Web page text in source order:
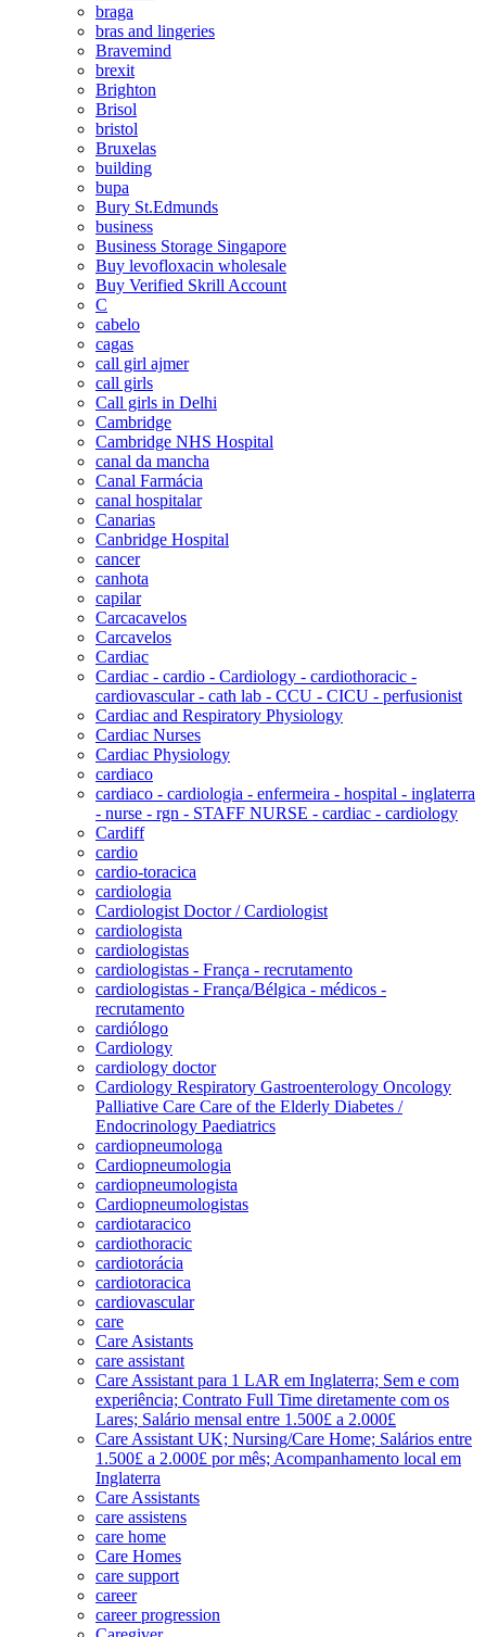
braga
bras and lingeries
Bravemind
brexit
Brighton
Brisol
bristol
Bruxelas
building
bupa
Bury St.Edmunds
business
Business Storage Singapore
Buy levofloxacin wholesale
Buy Verified Skrill Account
C
cabelo
cagas
call girl ajmer
call girls
Call girls in Delhi
Cambridge
Cambridge NHS Hospital
canal da mancha
Canal Farmácia
canal hospitalar
Canarias
Canbridge Hospital
cancer
canhota
capilar
Carcacavelos
Carcavelos
Cardiac
Cardiac - cardio - Cardiology - cardiothoracic -
cardiovascular - cath lab - CCU - CICU - perfusionist
Cardiac and Respiratory Physiology
Cardiac Nurses
Cardiac Physiology
cardiaco
cardiaco - cardiologia - enfermeira - hospital - inglaterra
- nurse - rgn - STAFF NURSE - cardiac - cardiology
Cardiff
cardio
cardio-toracica
cardiologia
Cardiologist Doctor / Cardiologist
cardiologista
cardiologistas
cardiologistas - França - recrutamento
cardiologistas - França/Bélgica - médicos -
recrutamento
cardiólogo
Cardiology
cardiology doctor
Cardiology Respiratory Gastroenterology Oncology
Palliative Care Care of the Elderly Diabetes /
Endocrinology Paediatrics
cardiopneumologa
Cardiopneumologia
cardiopneumologista
Cardiopneumologistas
cardiotaracico
cardiothoracic
cardiotorácia
cardiotoracica
cardiovascular
care
Care Asistants
care assistant
Care Assistant para 1 LAR em Inglaterra; Sem e com
experiência; Contrato Full Time diretamente com os
Lares; Salário mensal entre 1.500£ a 2.000£
Care Assistant UK; Nursing/Care Home; Salários entre
1.500£ a 2.000£ por mês; Acompanhamento local em
Inglaterra
Care Assistants
care assistens
care home
Care Homes
care support
career
career progression